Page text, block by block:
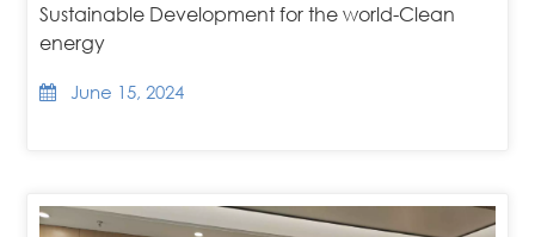
Sustainable Development for the world-Clean
energy
June 15, 2024